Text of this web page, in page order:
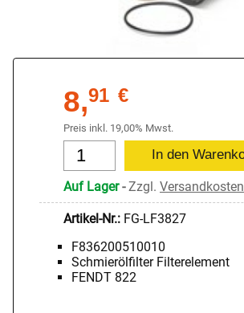
8,91 €
Preis inkl. 19,00% Mwst.
Auf Lager-Zzgl. Versandkosten
Artikel-Nr.: FG-LF3827
F836200510010
Schmierölfilter Filterelement
FENDT 822